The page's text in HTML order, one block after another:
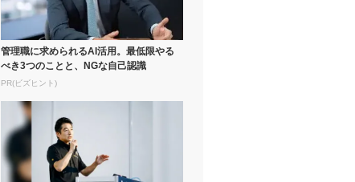
管理職に求められるAI活用。最低限やる
べき3つのことと、NGな自己認識
PR(ビズヒント)